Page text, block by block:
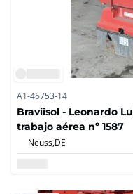
A1-46753-14
Braviisol - Leonardo
trabajo aérea nº 1587
Neuss,DE